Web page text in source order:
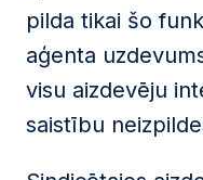
pilda tikai šo
aģenta
visu aizdevēju
saistību